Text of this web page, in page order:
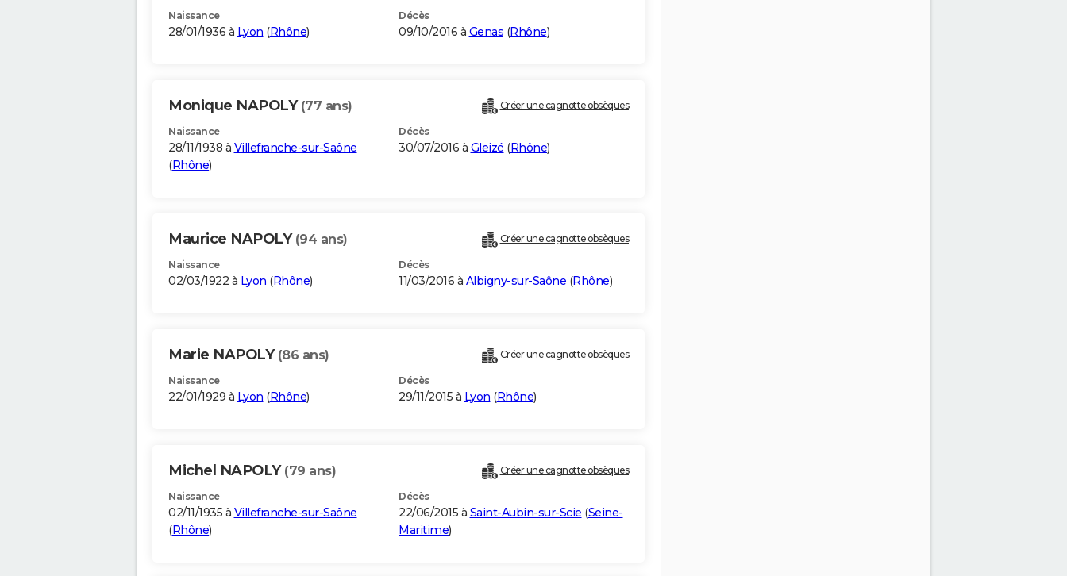
Naissance
28/01/1936 à Lyon (Rhône)
Décès
09/10/2016 à Genas (Rhône)
Monique NAPOLY (77 ans) Créer une cagnotte obsèques
Naissance
28/11/1938 à Villefranche-sur-Saône
(Rhône)
Décès
30/07/2016 à Gleizé (Rhône)
Maurice NAPOLY (94 ans) Créer une cagnotte obsèques
Naissance
02/03/1922 à Lyon (Rhône)
Décès
11/03/2016 à Albigny-sur-Saône (Rhône)
Marie NAPOLY (86 ans) Créer une cagnotte obsèques
Naissance
22/01/1929 à Lyon (Rhône)
Décès
29/11/2015 à Lyon (Rhône)
Michel NAPOLY (79 ans) Créer une cagnotte obsèques
Naissance
02/11/1935 à Villefranche-sur-Saône
(Rhône)
Décès
22/06/2015 à Saint-Aubin-sur-Scie (Seine-
Maritime)